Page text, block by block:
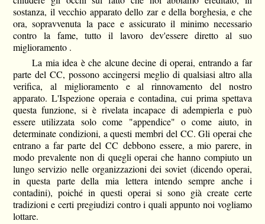
sostanza, il vecchio apparato dello zar e della borghesia, e che
ora, sopravvenuta la pace e assicurato il minimo necessario
contro la fame, tutto il lavoro dev'essere diretto al suo
miglioramento .
La mia idea è che alcune decine di operai, entrando a far
parte del CC, possono accingersi meglio di qualsiasi altro alla
verifica, al miglioramento e al rinnovamento del nostro
apparato. L'Ispezione operaia e contadina, cui prima spettava
questa funzione, si è rivelata incapace di adempierla e può
essere utilizzata solo come "appendice" o come aiuto, in
determinate condizioni, a questi membri del CC. Gli operai che
entrano a far parte del CC debbono essere, a mio parere, in
modo prevalente non di quegli operai che hanno compiuto un
lungo servizio nelle organizzazioni dei soviet (dicendo operai,
in questa parte della mia lettera intendo sempre anche i
contadini), poiché in questi operai si sono già create certe
tradizioni e certi pregiudizi contro i quali appunto noi vogliamo
lottare.